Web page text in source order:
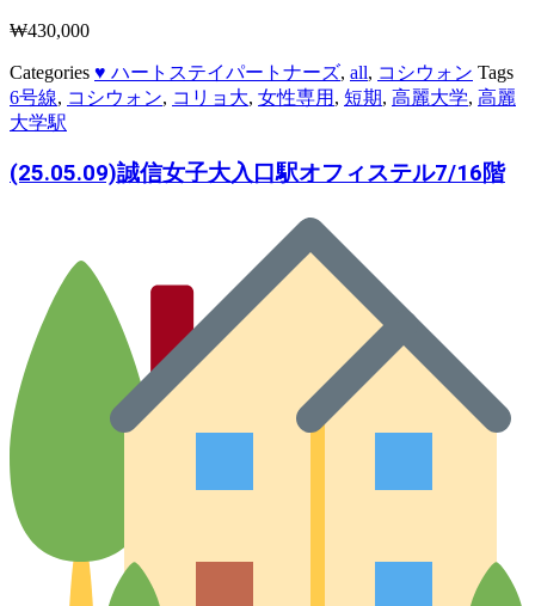
₩430,000
Categories ♥ ハートステイパートナーズ, all, コシウォン Tags
6号線, コシウォン, コリョ大, 女性専用 , 短期, 高麗大学, 高麗
大学駅
(25.05.09)誠信女子大入口駅オフィステル7/16階